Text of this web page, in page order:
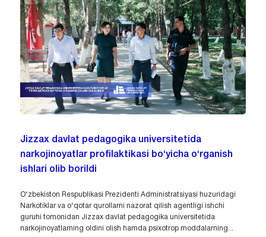
Jizzax davlat pedagogika universitetida
narkojinoyatlar profilaktikasi bo‘yicha o‘rganish
ishlari olib borildi
O‘zbekiston Respublikasi Prezidenti Administratsiyasi huzuridagi
Narkotiklar va o‘qotar qurollarni nazorat qilish agentligi ishchi
guruhi tomonidan Jizzax davlat pedagogika universitetida
narkojinoyatlarning oldini olish hamda psixotrop moddalarning...